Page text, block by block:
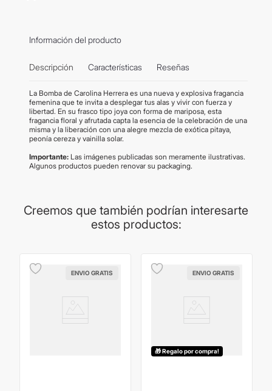
Información del producto
Descripción Características Reseñas
La Bomba de Carolina Herrera es una nueva y explosiva fragancia
femenina que te invita a desplegar tus alas y vivir con fuerza y
libertad. En su frasco tipo joya con forma de mariposa, esta
fragancia floral y afrutada capta la esencia de la celebración de una
misma y la liberación con una alegre mezcla de exótica pitaya,
peonía cereza y vainilla solar.
Importante: Las imágenes publicadas son meramente ilustrativas.
Algunos productos pueden renovar su packaging.
Creemos que también podrían interesarte
estos productos:
ENVIO GRATIS ENVIO GRATIS
🎁 Regalo por compra!